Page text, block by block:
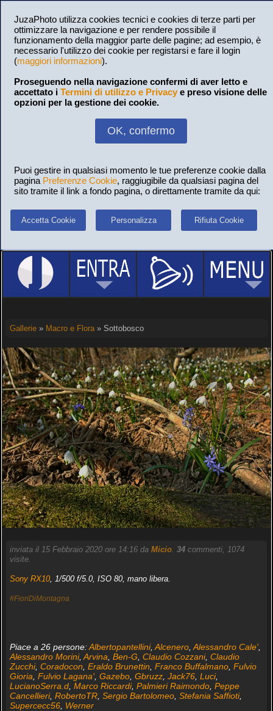
JuzaPhoto utilizza cookies tecnici e cookies di terze parti per
ottimizzare la navigazione e per rendere possibile il
funzionamento della maggior parte delle pagine; ad esempio, è
necessario l'utilizzo dei cookie per registarsi e fare il login
(maggiori informazioni).
Proseguendo nella navigazione confermi di aver letto e
accettato i Termini di utilizzo e Privacy e preso visione delle
opzioni per la gestione dei cookie.
OK, confermo
Puoi gestire in qualsiasi momento le tue preferenze cookie dalla
pagina Preferenze Cookie, raggiugibile da qualsiasi pagina del
sito tramite il link a fondo pagina, o direttamente tramite da qui:
Accetta Cookie Personalizza Rifiuta Cookie
Gallerie» Macro e Flora» Sottobosco
inviata il 15 Febbraio 2020 ore 14:16 da Micio. 34commenti, 1074
visite.
Sony RX10, 1/500 f/5.0, ISO 80, mano libera.
#FioriDiMontagna
Piace a 26 persone:Albertopantellini, Alcenero, Alessandro Cale',
Alessandro Morini, Arvina Ben-G Claudio Cozzani, Claudio
Zucchi, Coradocon Eraldo Brunettin Franco Buffalmano, Fulvio
Gioria Fulvio Lagana', Gazebo, Gbruzz, Jack76, Luci,
LucianoSerra.d, Marco Riccardi, Palmieri Raimondo, Peppe
Cancellieri, RobertoTR, Sergio Bartolomeo, Stefania Saffioti,
Supercecc56, Werner